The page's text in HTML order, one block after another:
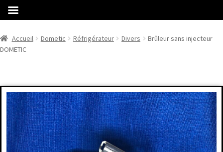
Accueil Dometic Réfrigérateur Divers
Brûleur sans injecteur
DOMETIC